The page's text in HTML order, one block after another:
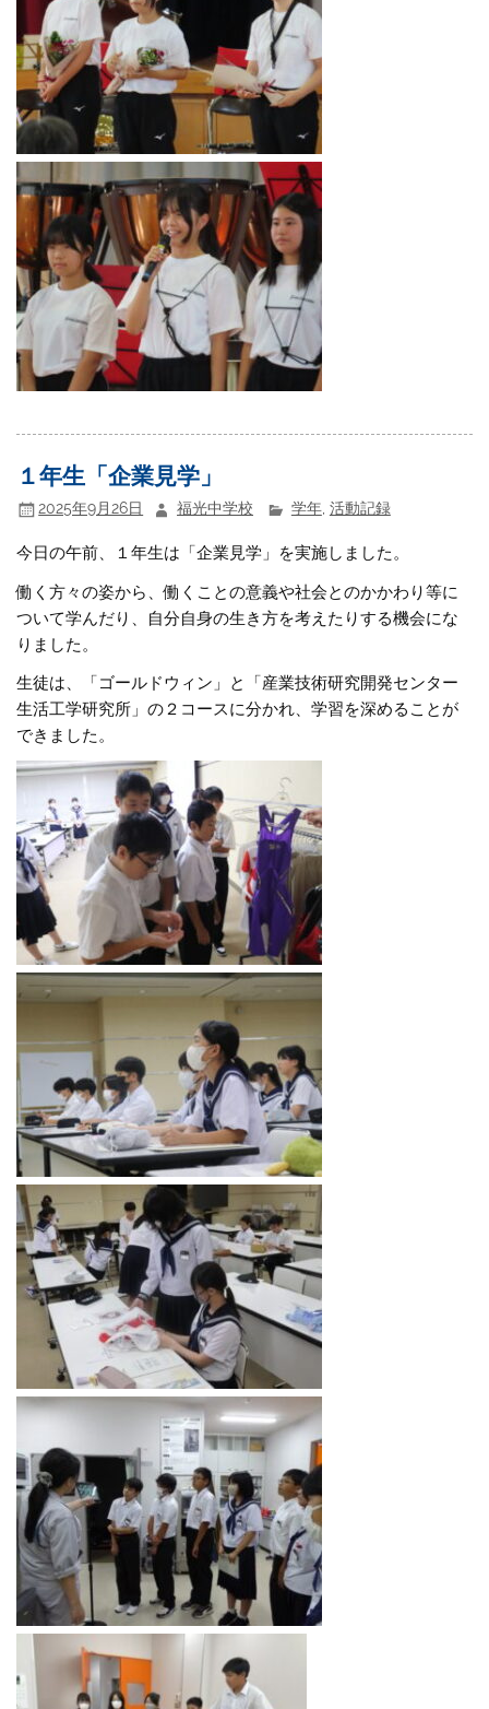
１年生「企業見学」
2025年9月26日 福光中学校 学年, 活動記録
今日の午前、１年生は「企業見学」を実施しました。
働く方々の姿から、働くことの意義や社会とのかかわり等に
ついて学んだり、自分自身の生き方を考えたりする機会にな
りました。
生徒は、「ゴールドウィン」と「産業技術研究開発センター
生活工学研究所」の２コースに分かれ、学習を深めることが
できました。